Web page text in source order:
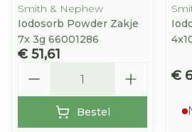
Smith & Nephew
Iodosorb Powder Zakje
7x 3g 66001286
€ 51,61
Bestel
€